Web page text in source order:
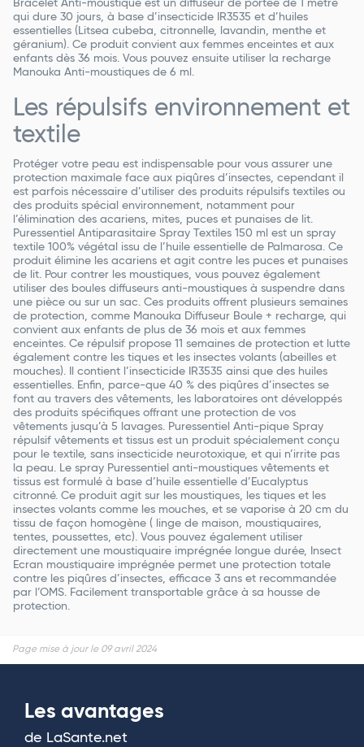
Bracelet Anti-moustique est un diffuseur de portée de 1 mètre
qui dure 30 jours, à base d’insecticide IR3535 et d’huiles
essentielles (Litsea cubeba, citronnelle, lavandin, menthe et
géranium). Ce produit convient aux femmes enceintes et aux
enfants dès 36 mois. Vous pouvez ensuite utiliser la recharge
Manouka Anti-moustiques de 6 ml.
Les répulsifs environnement et
textile
Protéger votre peau est indispensable pour vous assurer une
protection maximale face aux piqûres d’insectes, cependant il
est parfois nécessaire d’utiliser des produits répulsifs textiles ou
des produits spécial environnement, notamment pour
l’élimination des acariens, mites, puces et punaises de lit.
Puressentiel Antiparasitaire Spray Textiles 150 ml est un spray
textile 100% végétal issu de l’huile essentielle de Palmarosa. Ce
produit élimine les acariens et agit contre les puces et punaises
de lit. Pour contrer les moustiques, vous pouvez également
utiliser des boules diffuseurs anti-moustiques à suspendre dans
une pièce ou sur un sac. Ces produits offrent plusieurs semaines
de protection, comme Manouka Diffuseur Boule + recharge, qui
convient aux enfants de plus de 36 mois et aux femmes
enceintes. Ce répulsif propose 11 semaines de protection et lutte
également contre les tiques et les insectes volants (abeilles et
mouches). Il contient l’insecticide IR3535 ainsi que des huiles
essentielles. Enfin, parce-que 40 % des piqûres d’insectes se
font au travers des vêtements, les laboratoires ont développés
des produits spécifiques offrant une protection de vos
vêtements jusqu’à 5 lavages. Puressentiel Anti-pique Spray
répulsif vêtements et tissus est un produit spécialement conçu
pour le textile, sans insecticide neurotoxique, et qui n’irrite pas
la peau. Le spray Puressentiel anti-moustiques vêtements et
tissus est formulé à base d’huile essentielle d’Eucalyptus
citronné. Ce produit agit sur les moustiques, les tiques et les
insectes volants comme les mouches, et se vaporise à 20 cm du
tissu de façon homogène ( linge de maison, moustiquaires,
tentes, poussettes, etc). Vous pouvez également utiliser
directement une moustiquaire imprégnée longue durée, Insect
Ecran moustiquaire imprégnée permet une protection totale
contre les piqûres d’insectes, efficace 3 ans et recommandée
par l’OMS. Facilement transportable grâce à sa housse de
protection.
Page mise à jour le 09 avril 2024
Les avantages
de LaSante.net